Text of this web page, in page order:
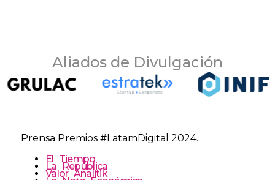
Aliados de Divulgación
Prensa Premios #LatamDigital 2024.
El Tiempo
La República
Valor Analitik